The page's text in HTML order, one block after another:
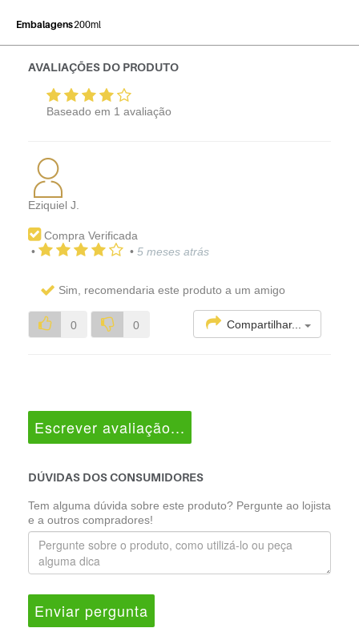
Embalagens200ml
AVALIAÇÕES DO PRODUTO
Baseado em 1 avaliação
Eziquiel J.
Compra Verificada
•
• 5 meses atrás
Sim, recomendaria este produto a um amigo
0 0 Compartilhar...
Escrever avaliação...
DÚVIDAS DOS CONSUMIDORES
Tem alguma dúvida sobre este produto? Pergunte ao lojista
e a outros compradores!
Enviar pergunta